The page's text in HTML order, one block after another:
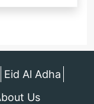
Eid Al Adha
Us